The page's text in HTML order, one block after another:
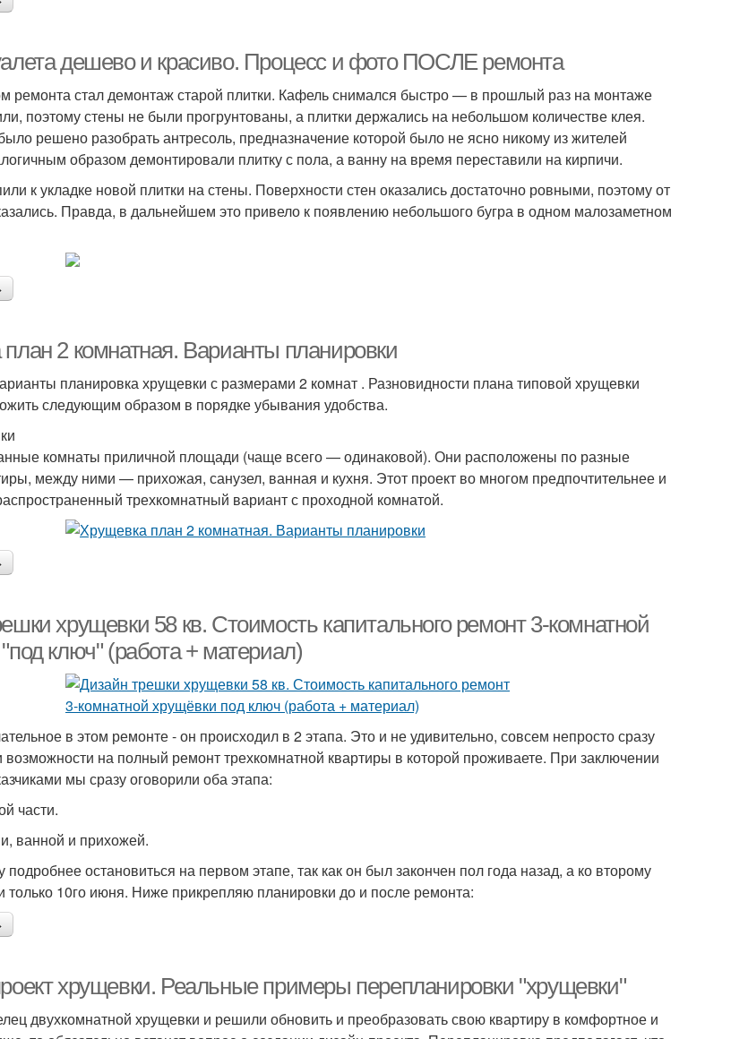
дешево и красиво. Процесс и фото ПОСЛЕ ремонта
ремонта стал демонтаж старой плитки. Кафель снимался быстро — в прошлый раз на монтаже
поэтому стены не были прогрунтованы, а плитки держались на небольшом количестве клея.
решено разобрать антресоль, предназначение которой было не ясно никому из жителей
образом демонтировали плитку с пола, а ванну на время переставили на кирпичи.
к укладке новой плитки на стены. Поверхности стен оказались достаточно ровными, поэтому от
Правда, в дальнейшем это привело к появлению небольшого бугра в одном малозаметном
2 комнатная. Варианты планировки
планировка хрущевки с размерами 2 комнат . Разновидности плана типовой хрущевки
следующим образом в порядке убывания удобства.
комнаты приличной площади (чаще всего — одинаковой). Они расположены по разные
между ними — прихожая, санузел, ванная и кухня. Этот проект во многом предпочтительнее и
трехкомнатный вариант с проходной комнатой.
хрущевки 58 кв. Стоимость капитального ремонт 3-комнатной
ключ" (работа + материал)
в этом ремонте - он происходил в 2 этапа. Это и не удивительно, совсем непросто сразу
возможности на полный ремонт трехкомнатной квартиры в которой проживаете. При заключении
мы сразу оговорили оба этапа:
части.
ванной и прихожей.
подробнее остановиться на первом этапе, так как он был закончен пол года назад, а ко второму
только 10го июня. Ниже прикрепляю планировки до и после ремонта:
хрущевки. Реальные примеры перепланировки "хрущевки"
двухкомнатной хрущевки и решили обновить и преобразовать свою квартиру в комфортное и